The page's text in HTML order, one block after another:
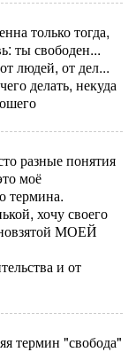
только тогда,
ты свободен...
людей, от дел...
делать, некуда
разные понятия
моё
термина.
хочу своего
МОЕЙ
и от
термин "свобода"